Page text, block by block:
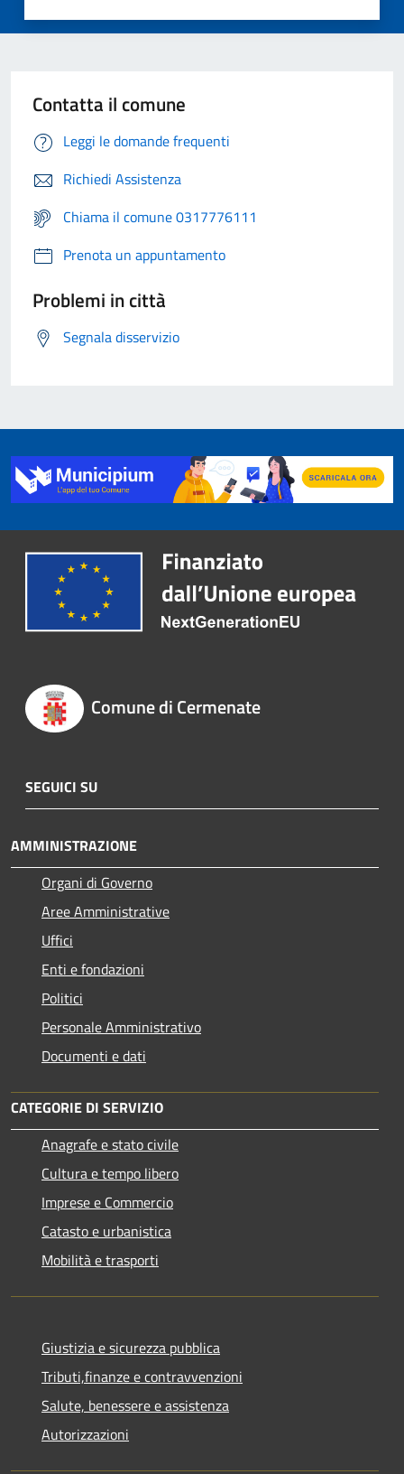
Contatta il comune
Leggi le domande frequenti
Richiedi Assistenza
Chiama il comune 0317776111
Prenota un appuntamento
Problemi in città
Segnala disservizio
Comune di Cermenate
SEGUICI SU
AMMINISTRAZIONE
Organi di Governo
Aree Amministrative
Uffici
Enti e fondazioni
Politici
Personale Amministrativo
Documenti e dati
CATEGORIE DI SERVIZIO
Anagrafe e stato civile
Cultura e tempo libero
Imprese e Commercio
Catasto e urbanistica
Mobilità e trasporti
Giustizia e sicurezza pubblica
Tributi,finanze e contravvenzioni
Salute, benessere e assistenza
Autorizzazioni